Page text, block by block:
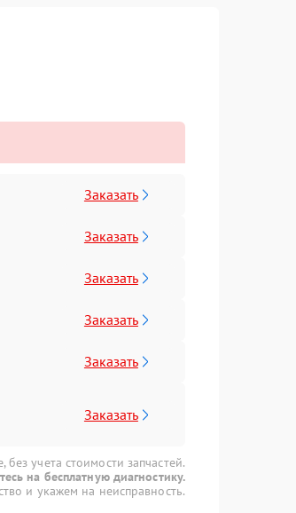
Заказать
Заказать
Заказать
Заказать
Заказать
Заказать
учета стоимости запчастей.
на бесплатную диагностику.
и укажем на неисправность.